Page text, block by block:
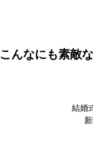
こんなにも素敵
結婚